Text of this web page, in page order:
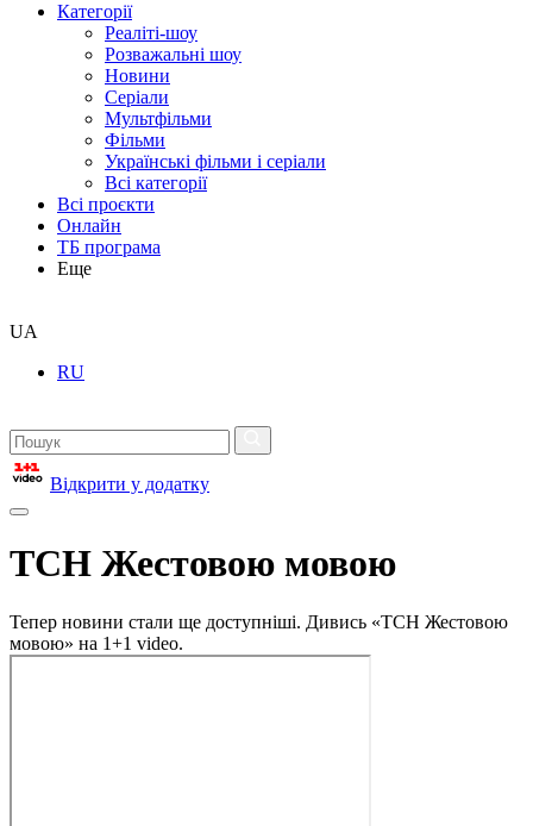
Категорії
Реаліті-шоу
Розважальні шоу
Новини
Серіали
Мультфільми
Фільми
Українські фільми і серіали
Всі категорії
Всі проєкти
Онлайн
ТБ програма
Еще
UA
RU
Відкрити у додатку
ТСН Жестовою мовою
Тепер новини стали ще доступніші. Дивись «ТСН Жестовою
мовою» на 1+1 video.